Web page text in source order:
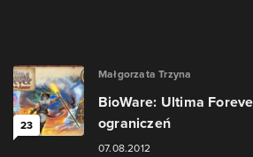
23
Małgorzata Trzyna
BioWare: Ultima
ograniczeń
07.08.2012